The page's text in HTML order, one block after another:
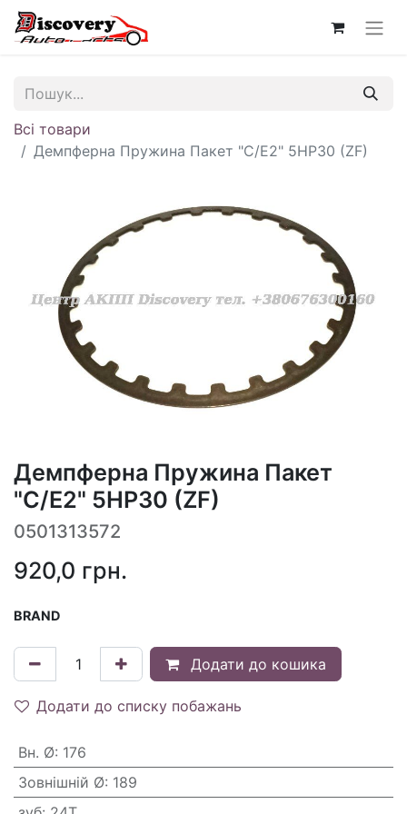
Всі товари
Демпферна Пружина Пакет "C/E2" 5HP30 (ZF)
Демпферна Пружина Пакет
"C/E2" 5HP30 (ZF)
0501313572
920,0 грн.
BRAND
Додати до кошика
Додати до списку побажань
Вн. Ø: 176
Зовнішній Ø: 189